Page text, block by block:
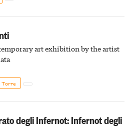
art exhibition by the artist
degli Infernot: Infernot degli